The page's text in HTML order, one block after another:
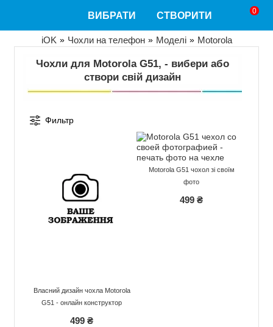
ВИБРАТИ СТВОРИТИ 0
РядокiOK Чохли на телефон Моделі Motorola
Чохли для Motorola G51, - вибери або
створи свій дизайн
Фильтр
Власний дизайн чохла Motorola
G51 - онлайн конструктор
499 ₴
Motorola G51 чохол зі своїм
фото
499 ₴